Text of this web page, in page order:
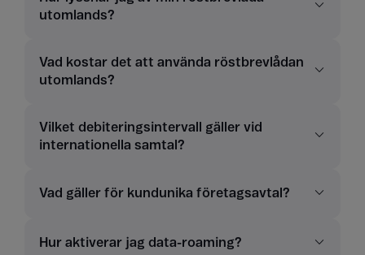
utomlands?
Vad kostar det att använda röstbrevlådan
utomlands?
Vilket debiteringsintervall gäller vid
internationella samtal?
Vad gäller för kundunika företagsavtal?
Hur aktiverar jag data-roaming?